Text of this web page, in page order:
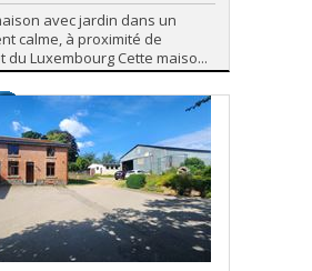
avec jardin dans un
calme, à proximité de
du Luxembourg Cette maiso...